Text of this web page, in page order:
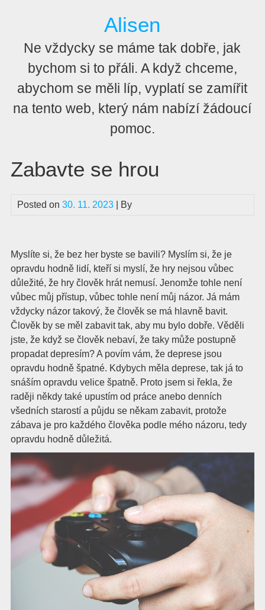
Alisen
Ne vždycky se máme tak dobře, jak
bychom si to přáli. A když chceme,
abychom se měli líp, vyplatí se zamířit
na tento web, který nám nabízí žádoucí
pomoc.
Zabavte se hrou
Posted on 30. 11. 2023| By
Myslíte si, že bez her byste se bavili? Myslím si, že je
opravdu hodně lidí, kteří si myslí, že hry nejsou vůbec
důležité, že hry člověk hrát nemusí. Jenomže tohle není
vůbec můj přístup, vůbec tohle není můj názor. Já mám
vždycky názor takový, že člověk se má hlavně bavit.
Člověk by se měl zabavit tak, aby mu bylo dobře. Věděli
jste, že když se člověk nebaví, že taky může postupně
propadat depresím? A povím vám, že deprese jsou
opravdu hodně špatné. Kdybych měla deprese, tak já to
snáším opravdu velice špatně. Proto jsem si řekla, že
raději někdy také upustím od práce anebo denních
všedních starostí a půjdu se někam zabavit, protože
zábava je pro každého člověka podle mého názoru, tedy
opravdu hodně důležitá.